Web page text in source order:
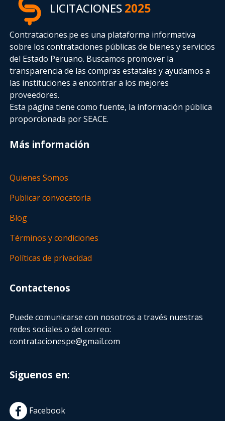
LICITACIONES2025
Contrataciones.pe es una plataforma informativa
sobre los contrataciones públicas de bienes y servicios
del Estado Peruano. Buscamos promover la
transparencia de las compras estatalesy ayudamos a
las instituciones a encontrar a los mejores
proveedores.
Esta página tiene como fuente, la información pública
proporcionada por SEACE.
Más información
Quienes Somos
Publicar convocatoria
Blog
Términos y condiciones
Políticas de privacidad
Contactenos
Puede comunicarse con nosotros a través nuestras
redes sociales o del correo:
contratacionespe@gmail.com
Siguenos en:
Facebook